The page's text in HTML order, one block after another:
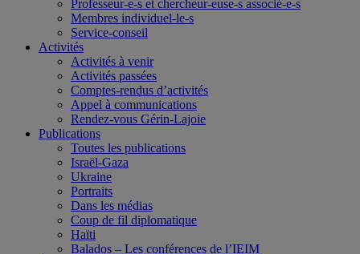
Professeur-e-s et chercheur-euse-s associé-e-s
Membres individuel-le-s
Service-conseil
Activités
Activités à venir
Activités passées
Comptes-rendus d’activités
Appel à communications
Rendez-vous Gérin-Lajoie
Publications
Toutes les publications
Israël-Gaza
Ukraine
Portraits
Dans les médias
Coup de fil diplomatique
Haïti
Balados – Les conférences de l’IEIM